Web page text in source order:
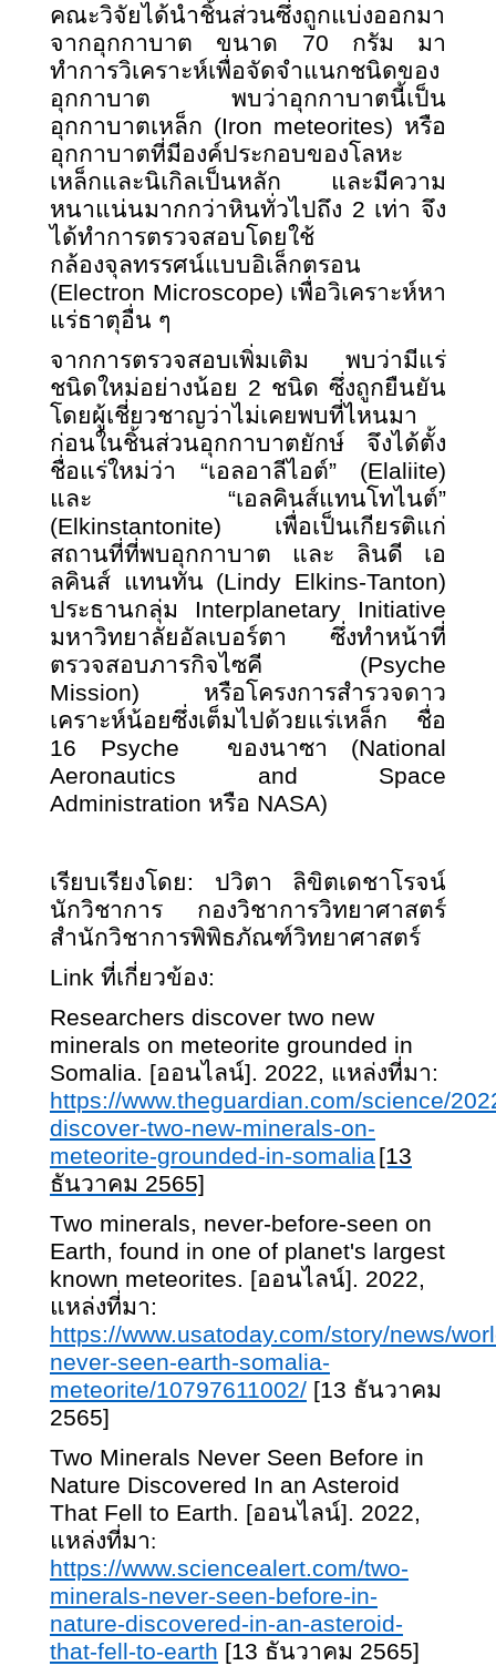
คณะวิจัยได้นำชิ้นส่วนซึ่งถูกแบ่งออกมา
จากอุกกาบาต ขนาด 70 กรัม มา
ทำการวิเคราะห์เพื่อจัดจำแนกชนิดของ
อุกกาบาต พบว่าอุกกาบาตนี้เป็น
อุกกาบาตเหล็ก (Iron meteorites) หรือ
อุกกาบาตที่มีองค์ประกอบของโลหะ
เหล็กและนิเกิลเป็นหลัก และมีความ
หนาแน่นมากกว่าหินทั่วไปถึง 2 เท่า จึง
ได้ทำการตรวจสอบโดยใช้
กล้องจุลทรรศน์แบบอิเล็กตรอน
(Electron Microscope) เพื่อวิเคราะห์หา
แร่ธาตุอื่น ๆ
จากการตรวจสอบเพิ่มเติม พบว่ามีแร่
ชนิดใหม่อย่างน้อย 2 ชนิด ซึ่งถูกยืนยัน
โดยผู้เชี่ยวชาญว่าไม่เคยพบที่ไหนมา
ก่อนในชิ้นส่วนอุกกาบาตยักษ์ จึงได้ตั้ง
ชื่อแร่ใหม่ว่า “เอลอาลีไอต์” (Elaliite)
และ “เอลคินส์แทนโทไนต์”
(Elkinstantonite) เพื่อเป็นเกียรติแก่
สถานที่ที่พบอุกกาบาต และ ลินดี เอ
ลคินส์ แทนทัน (Lindy Elkins-Tanton)
ประธานกลุ่ม Interplanetary Initiative
มหาวิทยาลัยอัลเบอร์ตา ซึ่งทำหน้าที่
ตรวจสอบภารกิจไซคี (Psyche
Mission) หรือโครงการสำรวจดาว
เคราะห์น้อยซึ่งเต็มไปด้วยแร่เหล็ก ชื่อ
16 Psyche ของนาซา (National
Aeronautics and Space
Administration หรือ NASA)
เรียบเรียงโดย: ปวิตา ลิขิตเดชาโรจน์
นักวิชาการ กองวิชาการวิทยาศาสตร์
สำนักวิชาการพิพิธภัณฑ์วิทยาศาสตร์
Link ที่เกี่ยวข้อง:
Researchers discover two new
minerals on meteorite grounded in
Somalia. [ออนไลน์]. 2022, แหล่งที่มา:
https://www.theguardian.com/science/
discover-two-new-minerals-on-
meteorite-grounded-in-somalia[13
ธันวาคม 2565]
Two minerals, never-before-seen on
Earth, found in one of planet's largest
known meteorites. [ออนไลน์]. 2022,
แหล่งที่มา:
https://www.usatoday.com/story/news/
never-seen-earth-somalia-
meteorite/10797611002/ [13 ธันวาคม
2565]
Two Minerals Never Seen Before in
Nature Discovered In an Asteroid
That Fell to Earth. [ออนไลน์]. 2022,
แหล่งที่มา:
https://www.sciencealert.com/two-
minerals-never-seen-before-in-
nature-discovered-in-an-asteroid-
that-fell-to-earth [13 ธันวาคม 2565]